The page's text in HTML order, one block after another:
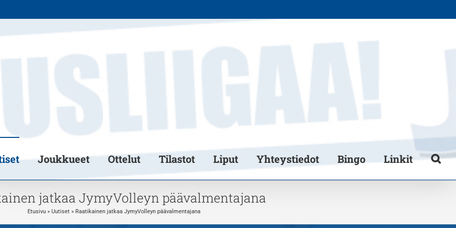
Joukkueet Ottelut Tilastot Liput Yhteystiedot Bingo Linkit
jatkaa JymyVolleyn päävalmentajana
Etusivu » Uutiset » Raatikainen jatkaa JymyVolleyn päävalmentajana